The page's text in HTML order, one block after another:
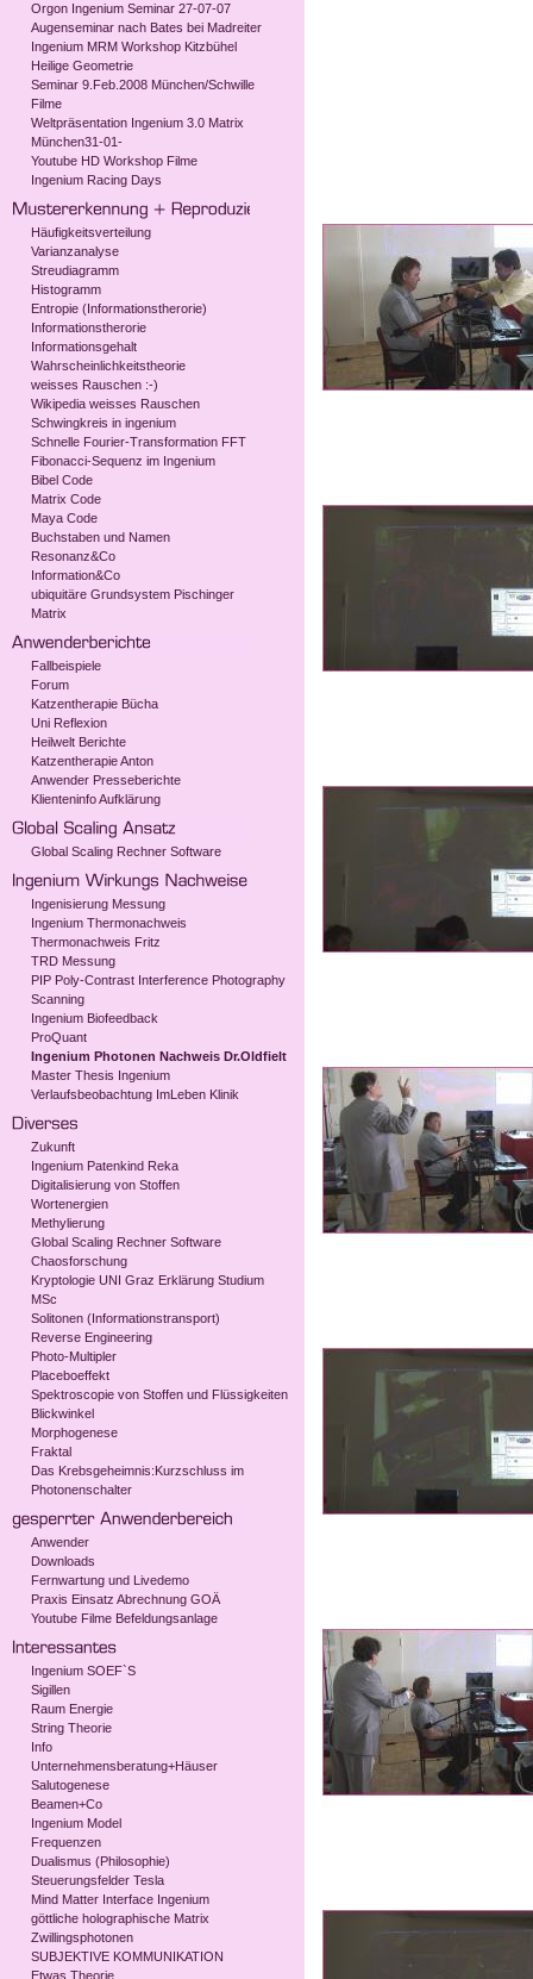
Orgon Ingenium Seminar 27-07-07
Augenseminar nach Bates bei Madreiter
Ingenium MRM Workshop Kitzbühel
Heilige Geometrie
Seminar 9.Feb.2008 München/Schwille
Filme
Weltpräsentation Ingenium 3.0 Matrix
München31-01-
Youtube HD Workshop Filme
Ingenium Racing Days
Häufigkeitsverteilung
Varianzanalyse
Streudiagramm
Histogramm
Entropie (Informationstherorie)
Informationstherorie
Informationsgehalt
Wahrscheinlichkeitstheorie
weisses Rauschen :-)
Wikipedia weisses Rauschen
Schwingkreis in ingenium
Schnelle Fourier-Transformation FFT
Fibonacci-Sequenz im Ingenium
Bibel Code
Matrix Code
Maya Code
Buchstaben und Namen
Resonanz&Co
Information&Co
ubiquitäre Grundsystem Pischinger
Matrix
Fallbeispiele
Forum
Katzentherapie Bücha
Uni Reflexion
Heilwelt Berichte
Katzentherapie Anton
Anwender Presseberichte
Klienteninfo Aufklärung
Global Scaling Rechner Software
Ingenisierung Messung
Ingenium Thermonachweis
Thermonachweis Fritz
TRD Messung
PIP Poly-Contrast Interference Photography
Scanning
Ingenium Biofeedback
ProQuant
Ingenium Photonen Nachweis Dr.Oldfielt
Master Thesis Ingenium
Verlaufsbeobachtung ImLeben Klinik
Zukunft
Ingenium Patenkind Reka
Digitalisierung von Stoffen
Wortenergien
Methylierung
Global Scaling Rechner Software
Chaosforschung
Kryptologie UNI Graz Erklärung Studium
MSc
Solitonen (Informationstransport)
Reverse Engineering
Photo-Multipler
Placeboeffekt
Spektroscopie von Stoffen und Flüssigkeiten
Blickwinkel
Morphogenese
Fraktal
Das Krebsgeheimnis:Kurzschluss im
Photonenschalter
Anwender
Downloads
Fernwartung und Livedemo
Praxis Einsatz Abrechnung GOÄ
Youtube Filme Befeldungsanlage
Ingenium SOEF`S
Sigillen
Raum Energie
String Theorie
Info
Unternehmensberatung+Häuser
Salutogenese
Beamen+Co
Ingenium Model
Frequenzen
Dualismus (Philosophie)
Steuerungsfelder Tesla
Mind Matter Interface Ingenium
göttliche holographische Matrix
Zwillingsphotonen
SUBJEKTIVE KOMMUNIKATION
Etwas Theorie